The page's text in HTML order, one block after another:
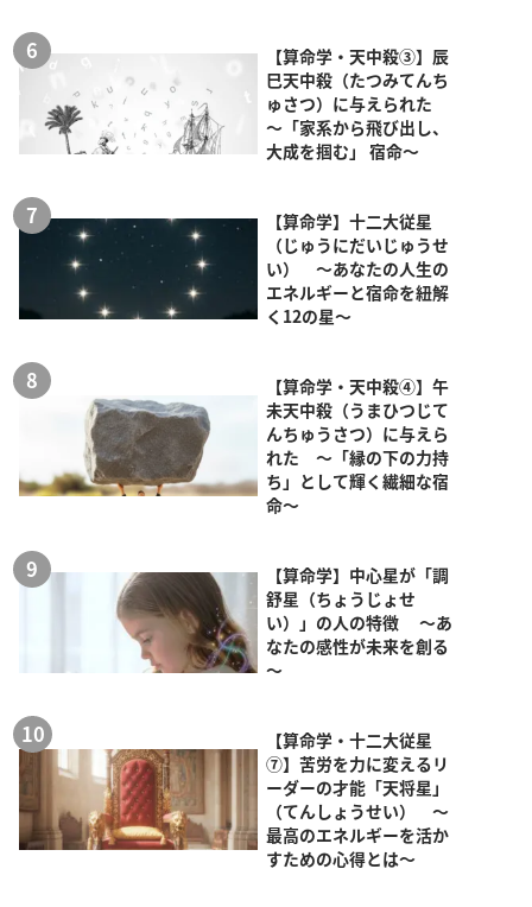
【算命学・天中殺③】辰
巳天中殺（たつみてんち
ゅさつ）に与えられた
～「家系から飛び出し、
大成を掴む」 宿命～
【算命学】十二大従星
（じゅうにだいじゅうせ
い） ～あなたの人生の
エネルギーと宿命を紐解
く12の星～
【算命学・天中殺④】午
未天中殺（うまひつじて
んちゅうさつ）に与えら
れた ～「縁の下の力持
ち」として輝く繊細な宿
命～
【算命学】中心星が「調
舒星（ちょうじょせ
い）」の人の特徴 ～あ
なたの感性が未来を創る
～
【算命学・十二大従星
⑦】苦労を力に変えるリ
ーダーの才能「天将星」
（てんしょうせい） ～
最高のエネルギーを活か
すための心得とは～